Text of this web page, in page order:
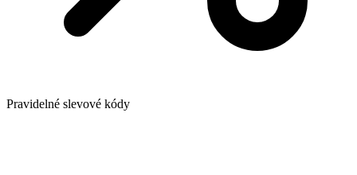
Pravidelné slevové kódy